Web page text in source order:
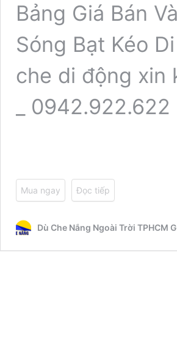
Bảng Giá Bán
Sóng Bạt Kéo
che di động xin
_ 0942.922.622
Mua ngay Đọc tiếp
Dù Che Nắng Ngoài Trời TPHCM